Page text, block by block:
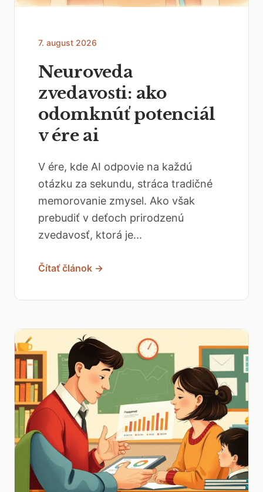
7. august 2026
Neuroveda
zvedavosti: ako
odomknúť potenciál
v ére ai
V ére, kde AI odpovie na každú
otázku za sekundu, stráca tradičné
memorovanie zmysel. Ako však
prebudiť v deťoch prirodzenú
zvedavosť, ktorá je...
Čítať článok →